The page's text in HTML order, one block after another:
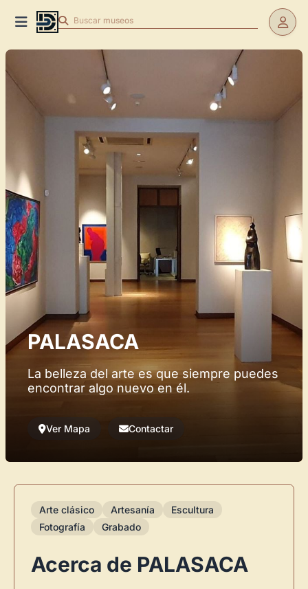
Buscar museos
PALASACA
La belleza del arte es que siempre puedes
encontrar algo nuevo en él.
Ver Mapa Contactar
Arte clásico Artesanía
Escultura
Fotografía
Grabado
Acerca de PALASACA